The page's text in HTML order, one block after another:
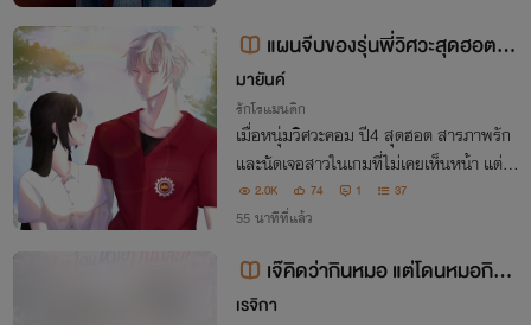
แผนจีบของรุ่นพี่วิศวะสุดฮอต 1
8+
มายันค์
รักโรแมนติก
เมื่อหนุ่มวิศวะคอม ปี4 สุดฮอต สารภาพรัก
และนัดเจอสาวในเกมที่ไม่เคยเห็นหน้า แต่ดั
นโดนปฏิเสธ! ปฏิบัติการสืบหาตัวจริงเพื่อจีบ
เธอก็เริ่มต้นขึ้น!!
2.0K 74 1 37
55 นาทีที่แล้ว
เจ๊คิดว่ากินหมอ แต่โดนหมอกินก
ลับ
เรจิกา